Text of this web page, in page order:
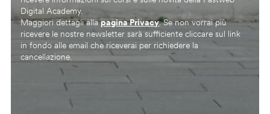
Digital Academy.
Maggiori dettagli allapagina Privacy. Se non vorrai più
ricevere le nostre newsletter sarà sufficiente cliccare sul link
in fondo alle email che riceverai per richiedere la
cancellazione.